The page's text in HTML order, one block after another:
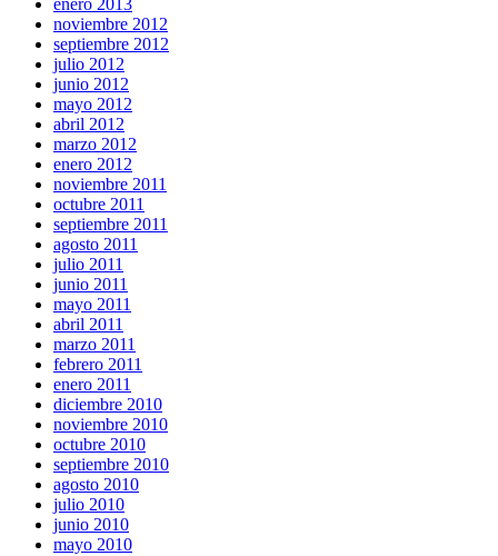
noviembre 2012
septiembre 2012
julio 2012
junio 2012
mayo 2012
abril 2012
marzo 2012
enero 2012
noviembre 2011
octubre 2011
septiembre 2011
agosto 2011
julio 2011
junio 2011
mayo 2011
abril 2011
marzo 2011
febrero 2011
enero 2011
diciembre 2010
noviembre 2010
octubre 2010
septiembre 2010
agosto 2010
julio 2010
junio 2010
mayo 2010